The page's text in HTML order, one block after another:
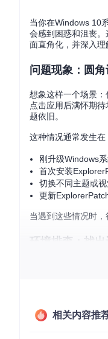
当你在Windows 10
会感到困惑和沮丧
面直角化，并深入理
问题现象：圆
想象这样一个场景
点击应用后满怀期
题依旧。
这种情况通常发生在
刚升级Windows
首次安装
切换不同主题或
更新
当遇到这些情况时
环境排查：找
在动手调整设置前
输入winver并回
记录弹出窗口中
相关内容推